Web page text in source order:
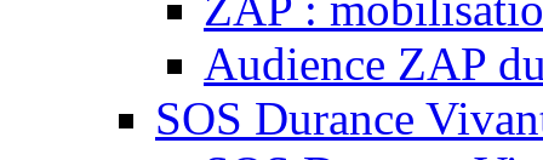
Audience ZAP
SOS Durance